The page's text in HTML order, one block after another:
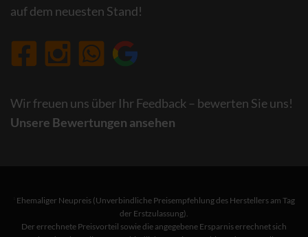
auf dem neuesten Stand!
Wir freuen uns über Ihr Feedback – bewerten Sie uns!
Unsere Bewertungen ansehen
Ehemaliger Neupreis (Unverbindliche Preisempfehlung des Herstellers am Tag
der Erstzulassung).
Der errechnete Preisvorteil sowie die angegebene Ersparnis errechnet sich